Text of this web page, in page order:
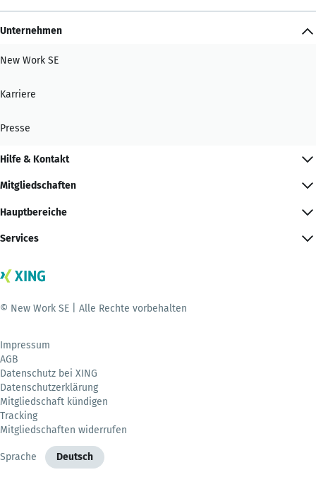
Unternehmen
New Work SE
Karriere
Presse
Hilfe & Kontakt
Mitgliedschaften
Hauptbereiche
Services
© New Work SE | Alle Rechte vorbehalten
Impressum
AGB
Datenschutz bei XING
Datenschutzerklärung
Mitgliedschaft kündigen
Tracking
Mitgliedschaften widerrufen
Sprache Deutsch